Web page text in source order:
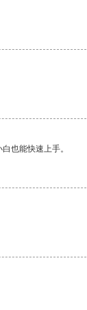
也能快速上手。